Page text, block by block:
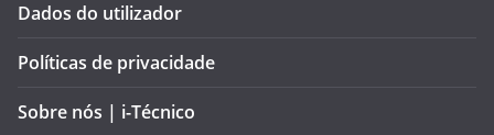
Dados do utilizador
Políticas de privacidade
Sobre nós | i-Técnico